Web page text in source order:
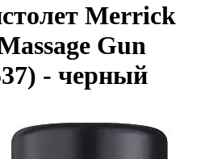
Merrick
Gun
- черный